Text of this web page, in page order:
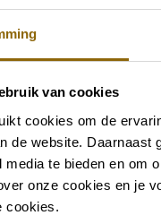
van cookies
cookies om de
de website.
te bieden en om
onze cookies en je
cookies.